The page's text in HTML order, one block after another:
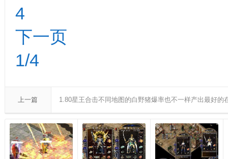
4
下一页
1/4
上一篇 1.80星王合击不同地图的白野猪爆率也不一样产出最好的